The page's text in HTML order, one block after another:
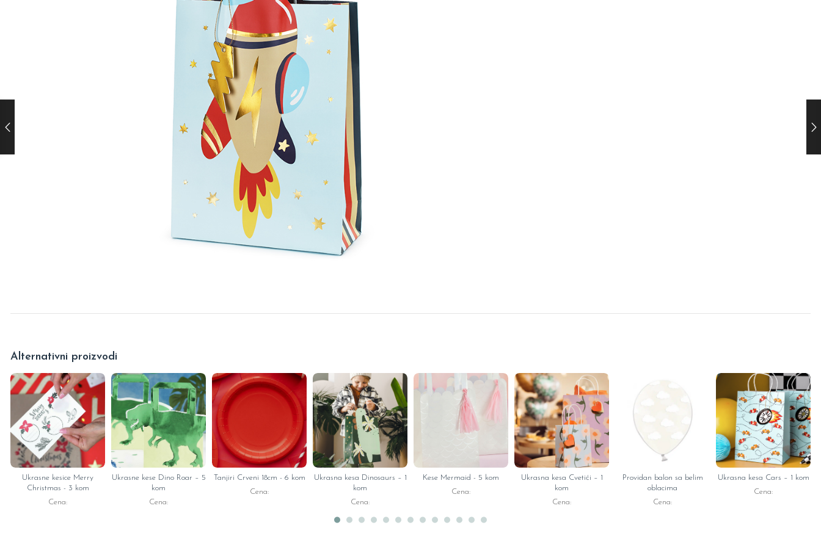
Alternativni proizvodi
Ukrasne kesice Merry
Christmas - 3 kom
Cena:
Ukrasne kese Dino Roar – 5
kom
Cena:
Tanjiri Crveni 18cm - 6 kom
Cena:
Ukrasna kesa Dinosaurs – 1
kom
Cena:
Kese Mermaid - 5 kom
Cena:
Ukrasna kesa Cvetići – 1
kom
Cena:
Providan balon sa belim
oblacima
Cena:
Ukrasna kesa Cars – 1 kom
Cena: